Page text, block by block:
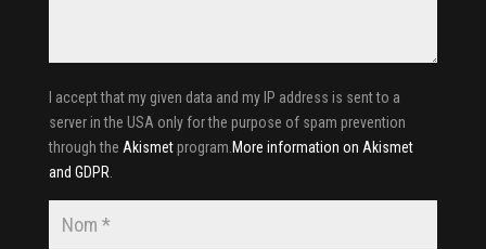
I accept that my given data and my IP address is sent to a
server in the USA only for the purpose of spam prevention
through the Akismetprogram. More information on Akismet
and GDPR